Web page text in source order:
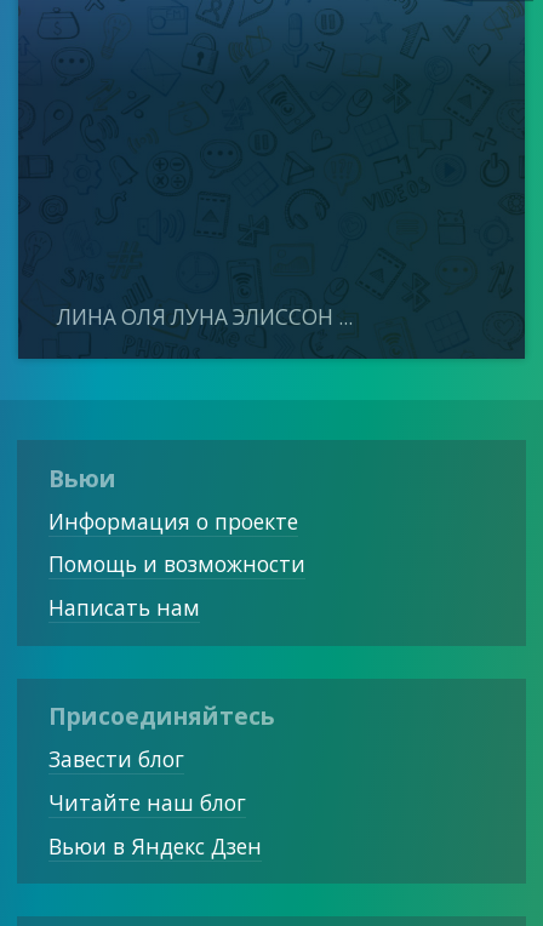
ЛИНА ОЛЯ ЛУНА ЭЛИССОН ...
Вьюи
Информация о проекте
Помощь и возможности
Написать нам
Присоединяйтесь
Завести блог
Читайте наш блог
Вьюи в Яндекс Дзен